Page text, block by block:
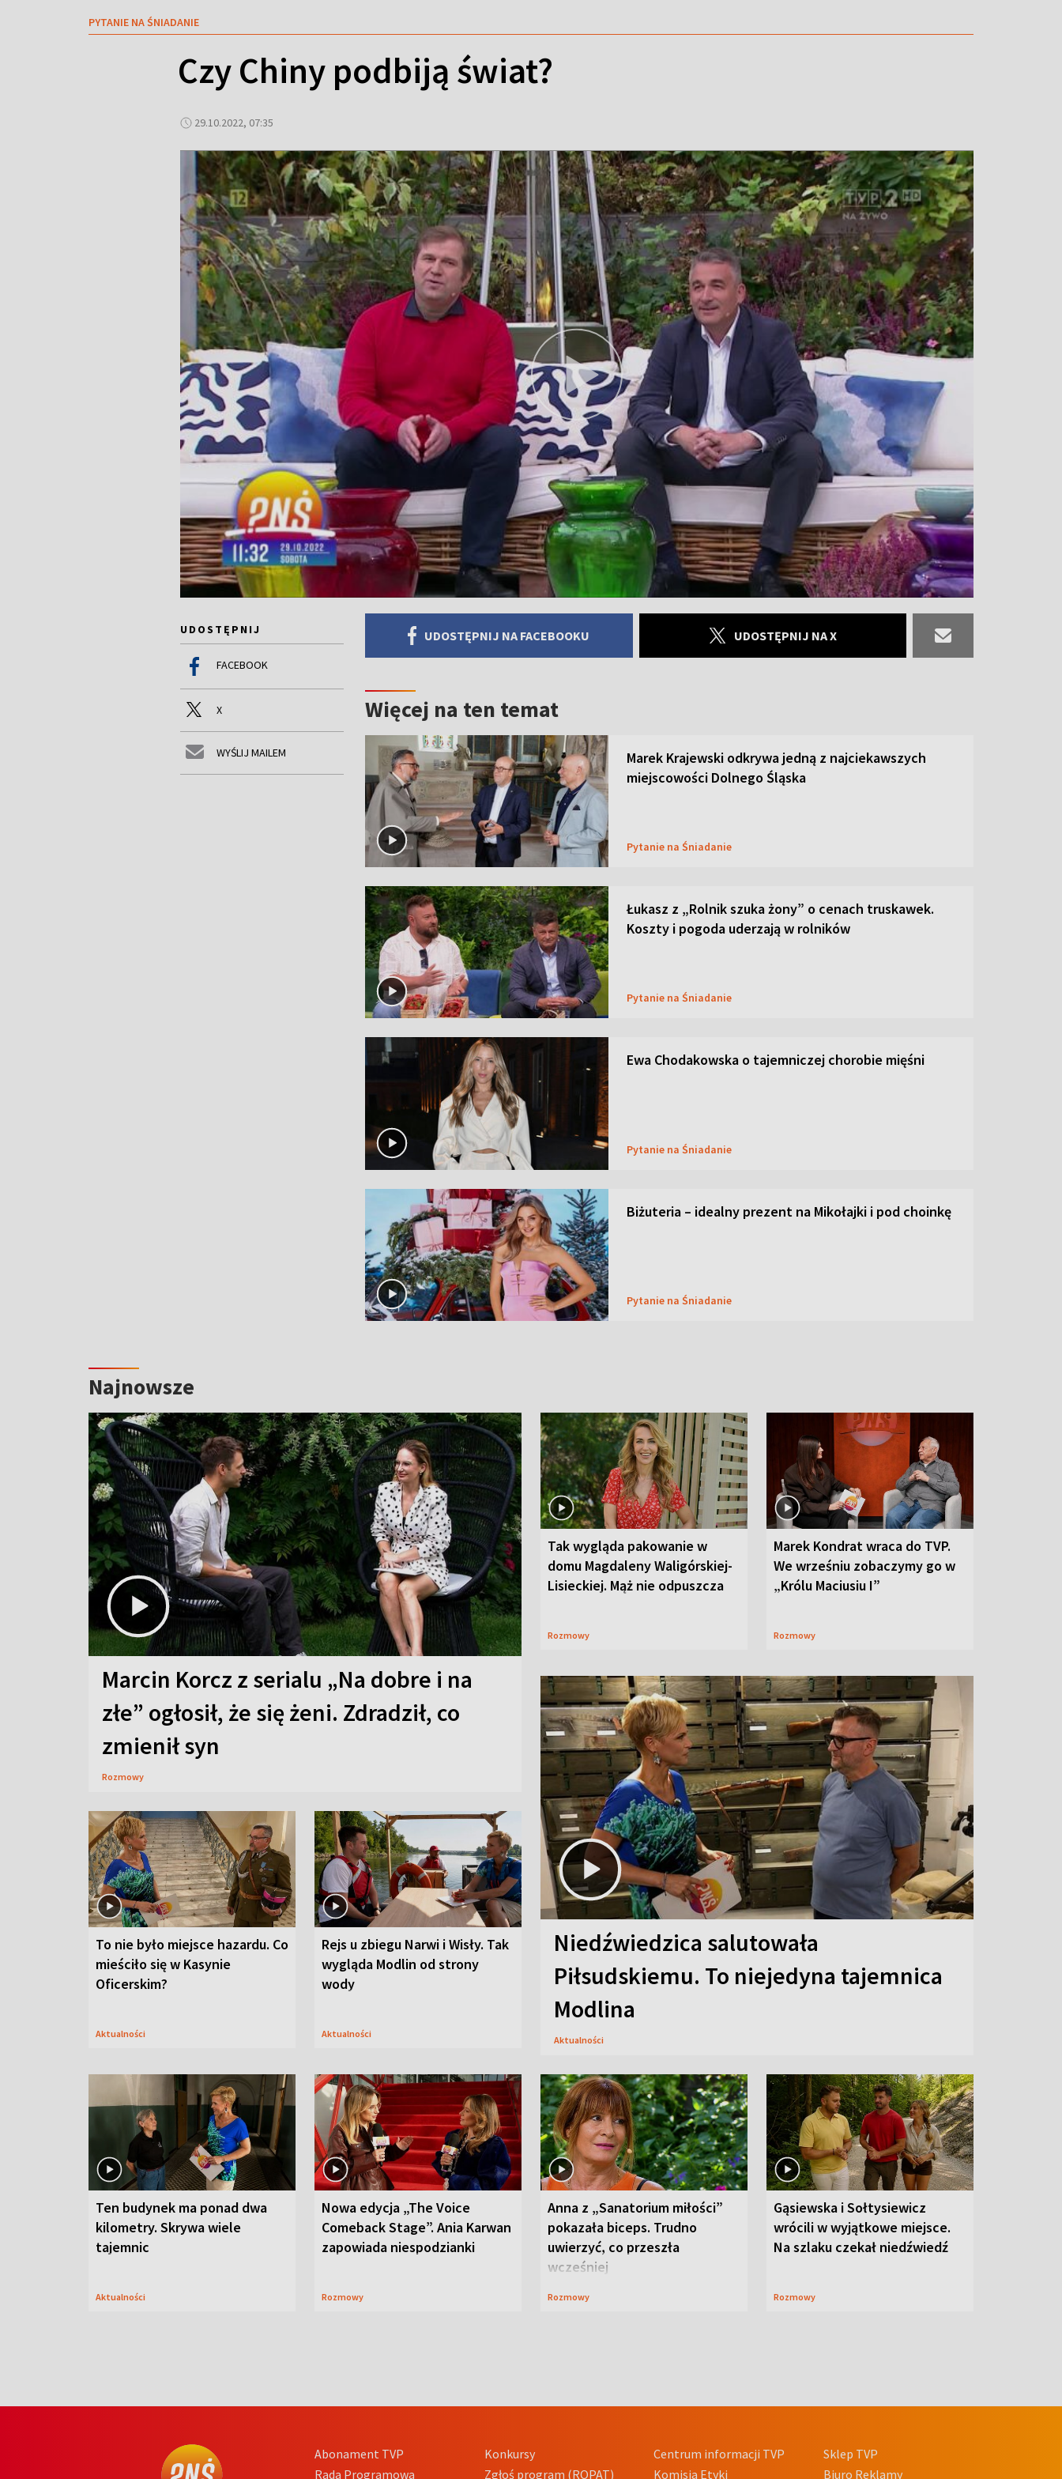
PYTANIE NA ŚNIADANIE
Czy Chiny podbiją świat?
29.10.2022, 07:35
UDOSTĘPNIJ
FACEBOOK
X
WYŚLIJ MAILEM
UDOSTĘPNIJ NA FACEBOOKU UDOSTĘPNIJ NA X
Więcej na ten temat
Marek Krajewski odkrywa jedną z najciekawszych
miejscowości Dolnego Śląska
Pytanie na Śniadanie
Łukasz z „Rolnik szuka żony” o cenach truskawek.
Koszty i pogoda uderzają w rolników
Pytanie na Śniadanie
Ewa Chodakowska o tajemniczej chorobie mięśni
Pytanie na Śniadanie
Biżuteria – idealny prezent na Mikołajki i pod choinkę
Pytanie na Śniadanie
Najnowsze
Marcin Korcz z serialu „Na dobre i na
złe” ogłosił, że się żeni. Zdradził, co
zmienił syn
Rozmowy
Tak wygląda pakowanie w
domu Magdaleny Waligórskiej-
Lisieckiej. Mąż nie odpuszcza
Rozmowy
Marek Kondrat wraca do TVP.
We wrześniu zobaczymy go w
„Królu Maciusiu I”
Rozmowy
To nie było miejsce hazardu. Co
mieściło się w Kasynie
Oficerskim?
Aktualności
Rejs u zbiegu Narwi i Wisły. Tak
wygląda Modlin od strony
wody
Aktualności
Niedźwiedzica salutowała
Piłsudskiemu. To niejedyna tajemnica
Modlina
Aktualności
Ten budynek ma ponad dwa
kilometry. Skrywa wiele
tajemnic
Aktualności
Nowa edycja „The Voice
Comeback Stage”. Ania Karwan
zapowiada niespodzianki
Rozmowy
Anna z „Sanatorium miłości”
pokazała biceps. Trudno
uwierzyć, co przeszła
wcześniej
Rozmowy
Gąsiewska i Sołtysiewicz
wrócili w wyjątkowe miejsce.
Na szlaku czekał niedźwiedź
Rozmowy
Abonament TVP
Rada Programowa
Konkursy
Zgłoś program (ROPAT)
Centrum informacji TVP
Komisja Etyki
Sklep TVP
Biuro Reklamy